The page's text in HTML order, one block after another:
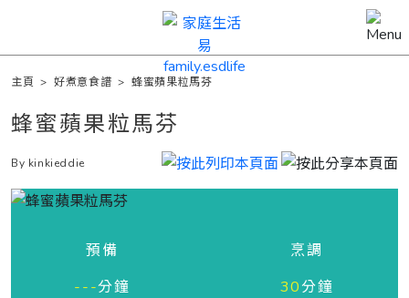
主頁 >好煮意食譜 >蜂蜜蘋果粒馬芬
蜂蜜蘋果粒馬芬
By kinkieddie
預備
---分鐘
烹調
30分鐘